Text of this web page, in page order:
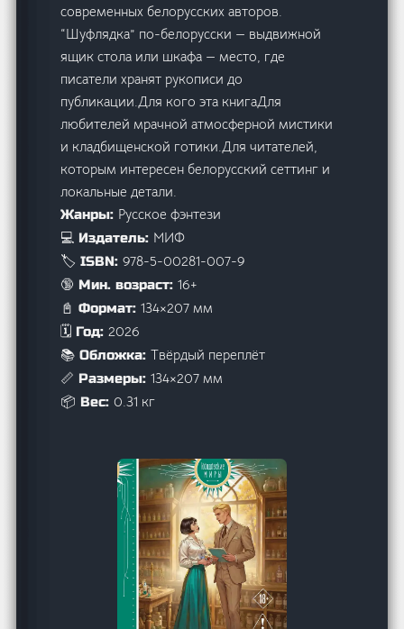
современных белорусских авторов.
“Шуфлядка” по-белорусски — выдвижной
ящик стола или шкафа — место, где
писатели хранят рукописи до
публикации.Для кого эта книгаДля
любителей мрачной атмосферной мистики
и кладбищенской готики.Для читателей,
которым интересен белорусский сеттинг и
локальные детали.
Жанры: Русское фэнтези
💻 Издатель: МИФ
🏷️ ISBN:978-5-00281-007-9
🔞 Мин. возраст:16+
📓 Формат:134×207 мм
🗓️ Год: 2026
📚 Обложка:Твёрдый переплёт
📏 Размеры:134×207 мм
📦 Вес:0.31 кг